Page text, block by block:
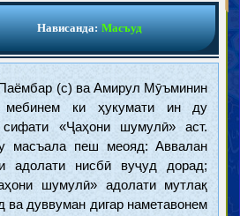
Нависанда: Масъуд
(с) ва Амирул Мӯъминин
мебинем ки ҳукумати ин ду
сифати «Ҷаҳони шумулӣ» аст.
масъала пеш меояд: Аввалан
адолати нисбӣ вуҷуд дорад;
шумулӣ» адолати мутлақ
ва дуввуман дигар наметавонем